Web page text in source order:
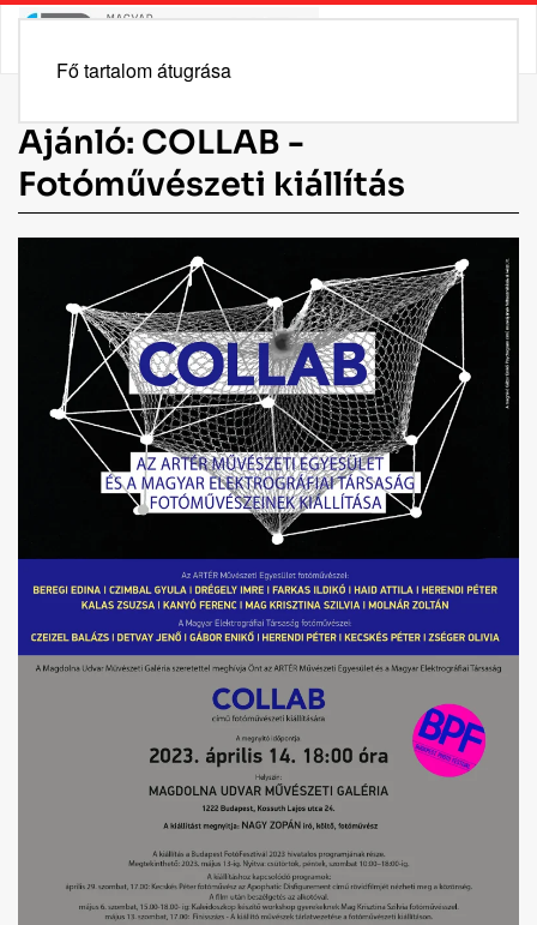
Fő tartalom átugrása
Ajánló: COLLAB -
Fotóművészeti kiállítás